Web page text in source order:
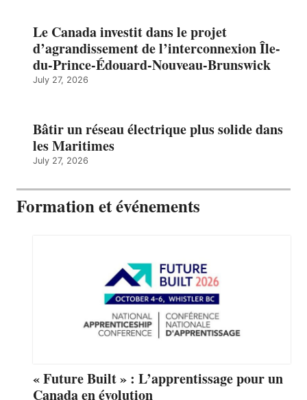
Le Canada investit dans le projet
d’agrandissement de l’interconnexion Île-
du-Prince-Édouard-Nouveau-Brunswick
July 27, 2026
Bâtir un réseau électrique plus solide dans
les Maritimes
July 27, 2026
Formation et événements
« Future Built » : L’apprentissage pour un
Canada en évolution